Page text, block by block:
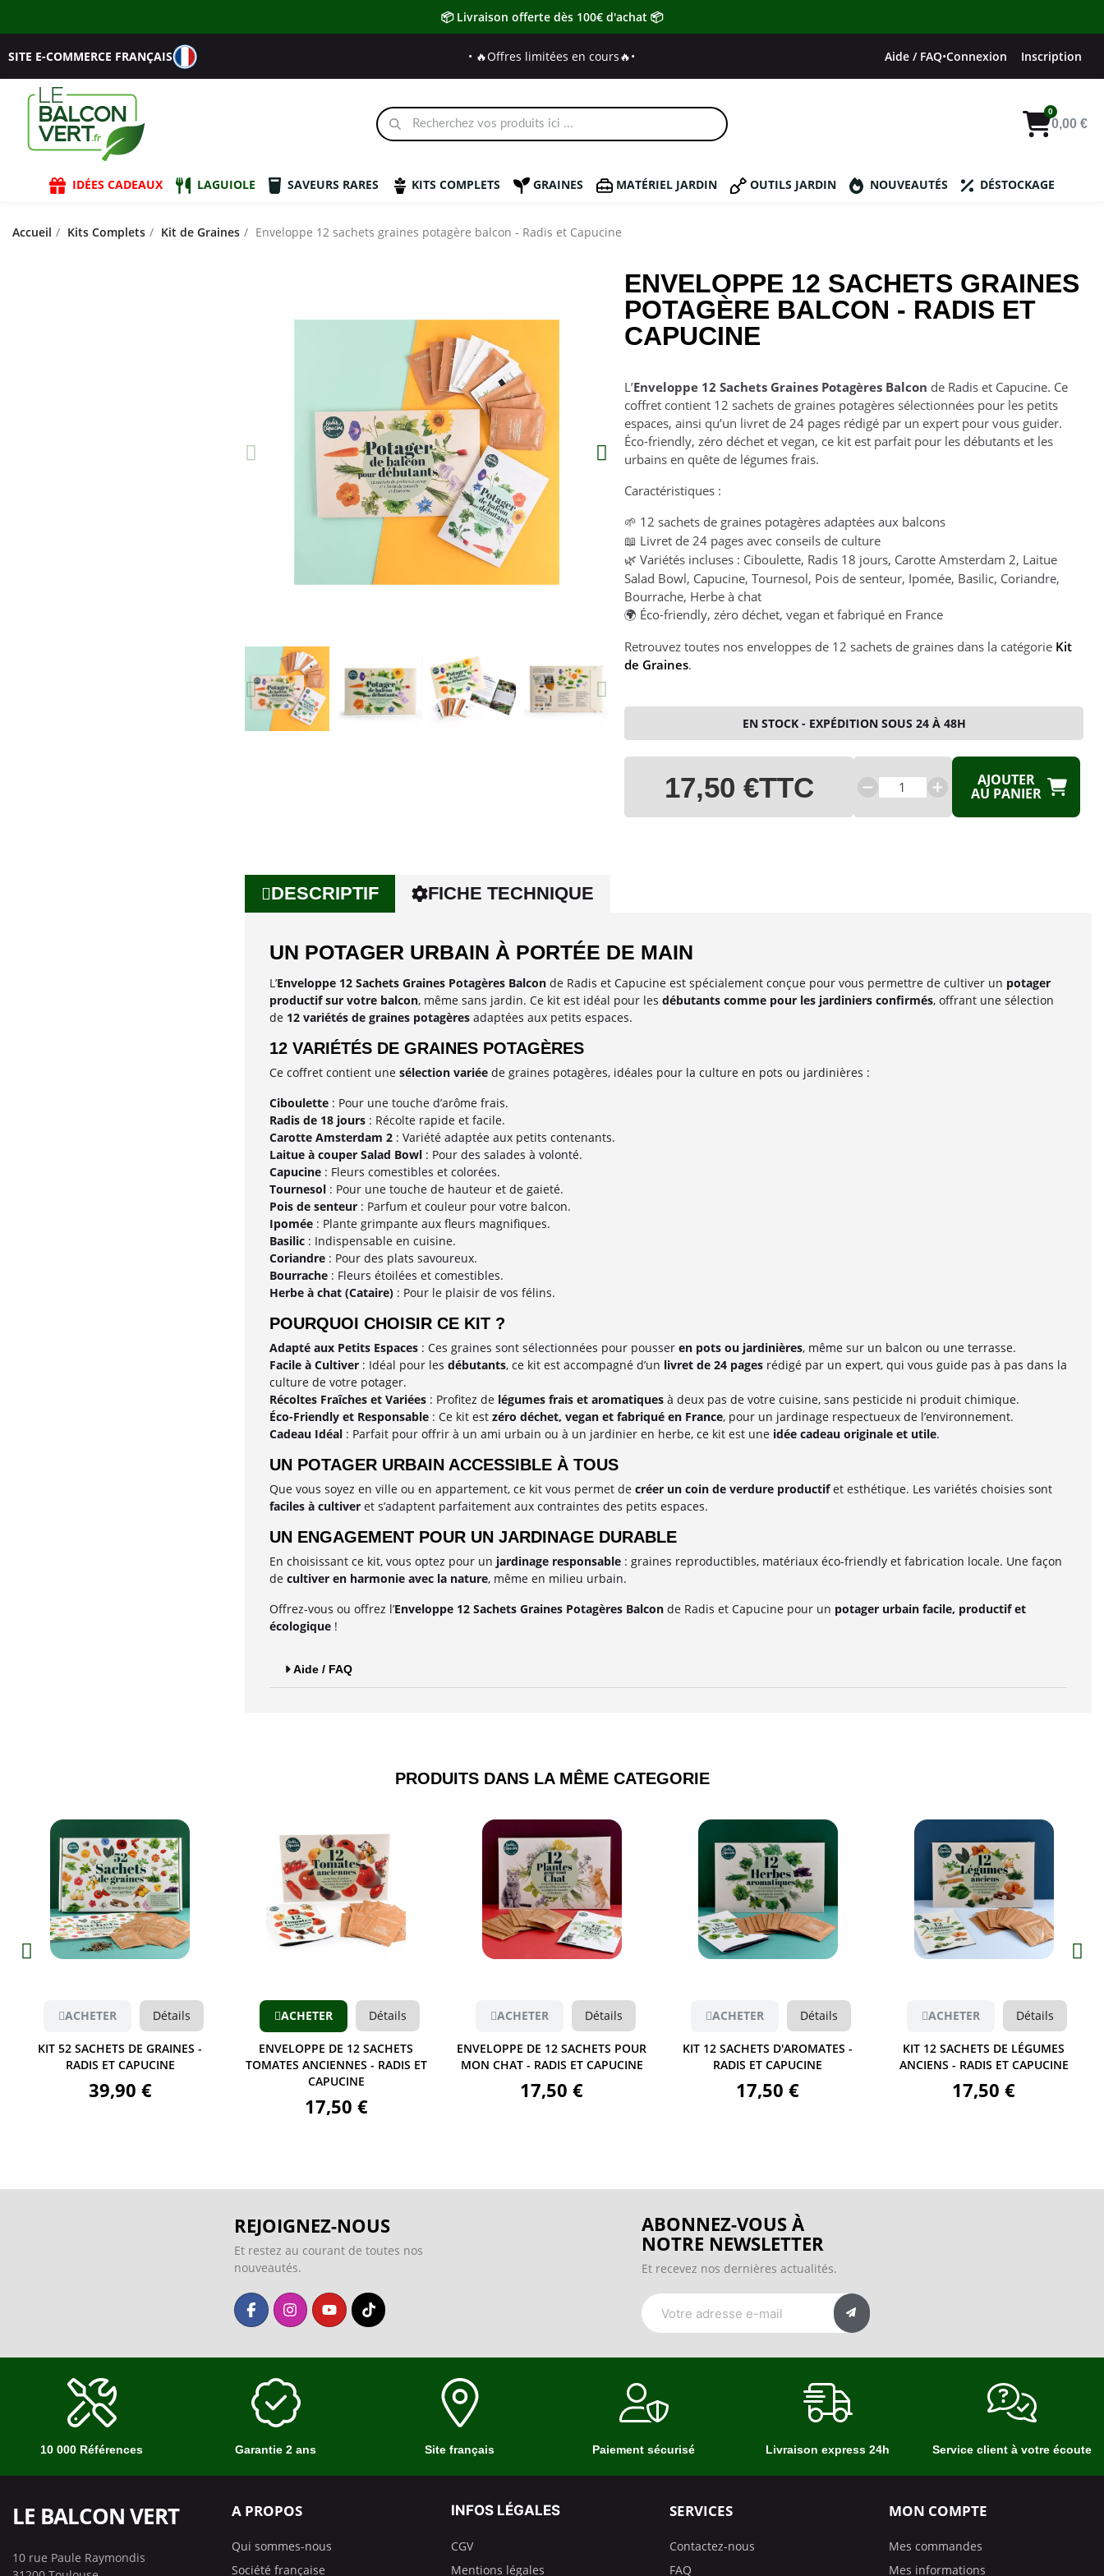
📦 Livraison offerte dès 100€ d'achat 📦
SITE E-COMMERCE FRANÇAIS • 🔥Offres limitées en cours🔥• Aide / FAQ•Connexion Inscription
0,00 €
IDÉES CADEAUX LAGUIOLE SAVEURS RARES KITS COMPLETS GRAINES MATÉRIEL JARDIN OUTILS JARDIN NOUVEAUTÉS DÉSTOCKAGE
Accueil Kits Complets Kit de Graines Enveloppe 12 sachets graines potagère balcon - Radis et Capucine
ENVELOPPE 12 SACHETS GRAINES
POTAGÈRE BALCON - RADIS ET
CAPUCINE
L’Enveloppe 12 Sachets Graines Potagères Balcon de Radis et Capucine. Ce
coffret contient 12 sachets de graines potagères sélectionnées pour les petits
espaces, ainsi qu’un livret de 24 pages rédigé par un expert pour vous guider.
Éco-friendly, zéro déchet et vegan, ce kit est parfait pour les débutants et les
urbains en quête de légumes frais.
Caractéristiques :
🌱 12 sachets de graines potagères adaptées aux balcons
📖 Livret de 24 pages avec conseils de culture
🌿 Variétés incluses : Ciboulette, Radis 18 jours, Carotte Amsterdam 2, Laitue
Salad Bowl, Capucine, Tournesol, Pois de senteur, Ipomée, Basilic, Coriandre,
Bourrache, Herbe à chat
🌍 Éco-friendly, zéro déchet, vegan et fabriqué en France
Retrouvez toutes nos enveloppes de 12 sachets de graines dans la catégorie Kit
de Graines.
EN STOCK - EXPÉDITION SOUS 24 À 48H
17,50 €TTC AJOUTER
AU PANIER
DESCRIPTIF FICHE TECHNIQUE
UN POTAGER URBAIN À PORTÉE DE MAIN
L’Enveloppe 12 Sachets Graines Potagères Balconde Radis et Capucine est spécialement conçue pour vous permettre de cultiver un potager
productif sur votre balcon, même sans jardin. Ce kit est idéal pour les débutants comme pour les jardiniers confirmés, offrant une sélection
de 12 variétés de graines potagèresadaptées aux petits espaces.
12 VARIÉTÉS DE GRAINES POTAGÈRES
Ce coffret contient une sélection variéede graines potagères, idéales pour la culture en pots ou jardinières :
Ciboulette: Pour une touche d’arôme frais.
Radis de 18 jours: Récolte rapide et facile.
Carotte Amsterdam 2: Variété adaptée aux petits contenants.
Laitue à couper Salad Bowl: Pour des salades à volonté.
Capucine: Fleurs comestibles et colorées.
Tournesol: Pour une touche de hauteur et de gaieté.
Pois de senteur: Parfum et couleur pour votre balcon.
Ipomée: Plante grimpante aux fleurs magnifiques.
Basilic: Indispensable en cuisine.
Coriandre: Pour des plats savoureux.
Bourrache: Fleurs étoilées et comestibles.
Herbe à chat (Cataire): Pour le plaisir de vos félins.
POURQUOI CHOISIR CE KIT ?
Adapté aux Petits Espaces: Ces graines sont sélectionnées pour pousser en pots ou jardinières, même sur un balcon ou une terrasse.
Facile à Cultiver: Idéal pour les débutants, ce kit est accompagné d’un livret de 24 pagesrédigé par un expert, qui vous guide pas à pas dans la
culture de votre potager.
Récoltes Fraîches et Variées: Profitez de légumes frais et aromatiquesà deux pas de votre cuisine, sans pesticide ni produit chimique.
Éco-Friendly et Responsable: Ce kit est zéro déchet, vegan et fabriqué en France, pour un jardinage respectueux de l’environnement.
Cadeau Idéal: Parfait pour offrir à un ami urbain ou à un jardinier en herbe, ce kit est une idée cadeau originale et utile.
UN POTAGER URBAIN ACCESSIBLE À TOUS
Que vous soyez en ville ou en appartement, ce kit vous permet de créer un coin de verdure productifet esthétique. Les variétés choisies sont
faciles à cultiveret s’adaptent parfaitement aux contraintes des petits espaces.
UN ENGAGEMENT POUR UN JARDINAGE DURABLE
En choisissant ce kit, vous optez pour un jardinage responsable: graines reproductibles, matériaux éco-friendly et fabrication locale. Une façon
de cultiver en harmonie avec la nature, même en milieu urbain.
Offrez-vous ou offrez l’Enveloppe 12 Sachets Graines Potagères Balconde Radis et Capucine pour un potager urbain facile, productif et
écologique!
Aide / FAQ
PRODUITS DANS LA MÊME CATEGORIE​
Aperçu
ACHETER Détails
ENVELOPPE DE 12 SACHETS
TOMATES ANCIENNES - RADIS ET
CAPUCINE
17,50 €
ACHETER Détails
ENVELOPPE DE 12 SACHETS POUR
MON CHAT - RADIS ET CAPUCINE
17,50 €
Aperçu
ACHETER Détails
KIT 12 SACHETS D'AROMATES -
RADIS ET CAPUCINE
17,50 €
Aperçu
ACHETER Détails
KIT 12 SACHETS DE LÉGUMES
ANCIENS - RADIS ET CAPUCINE
17,50 €
Aperçu
ACHETER Détails
LIVRE JE JARDINE AVEC 12 SACHETS
DE GRAINES - RADIS ET CAPUCINE
15,90 €
REJOIGNEZ-NOUS
Et restez au courant de toutes nos
nouveautés.
ABONNEZ-VOUS À
NOTRE NEWSLETTER
Et recevez nos dernières actualités.
10 000 Références Garantie 2 ans Site français Paiement sécurisé Livraison express 24h Service client à votre écoute
LE BALCON VERT
10 rue Paule Raymondis
A PROPOS
Qui sommes-nous
Société française
INFOS LÉGALES
CGV
Mentions légales
SERVICES
Contactez-nous
FAQ
MON COMPTE
Mes commandes
Mes informations